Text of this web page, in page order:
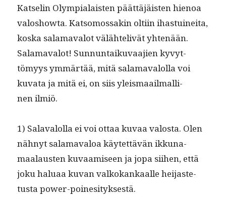
Kat­selin Olympialais­ten päät­täjäis­ten hienoa
val­oshow­ta. Kat­so­mossakin olti­in ihas­tu­inei­ta,
kos­ka sala­maval­ot välähte­liv­ät yht­enään.
Sala­maval­ot! Sun­nun­taiku­vaa­jien kyvyt­
tömyys ymmärtää, mitä sala­maval­ol­la voi
kuva­ta ja mitä ei, on siis yleis­maail­malli­
nen ilmiö.
1) Salaval­ol­la ei voi ottaa kuvaa val­osta. Olen
näh­nyt sala­maval­oa käytet­tävän ikku­na­
maalausten kuvaamiseen ja jopa siihen, että
joku halu­aa kuvan valkokankaalle hei­jaste­
tus­ta power-poinesityksestä.